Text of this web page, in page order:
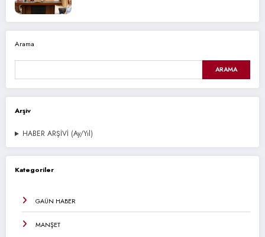
Arama
ARAMA
Arşiv
HABER ARŞİVİ (Ay/Yıl)
Kategoriler
GAÜN HABER
MANŞET